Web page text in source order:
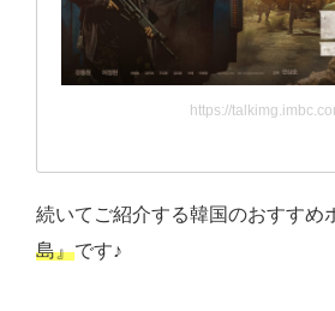
https://
続いてご紹介する韓国のおすすめ
島』です♪